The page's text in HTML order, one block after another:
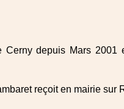
Cerny depuis Mars 2001
reçoit en mairie sur